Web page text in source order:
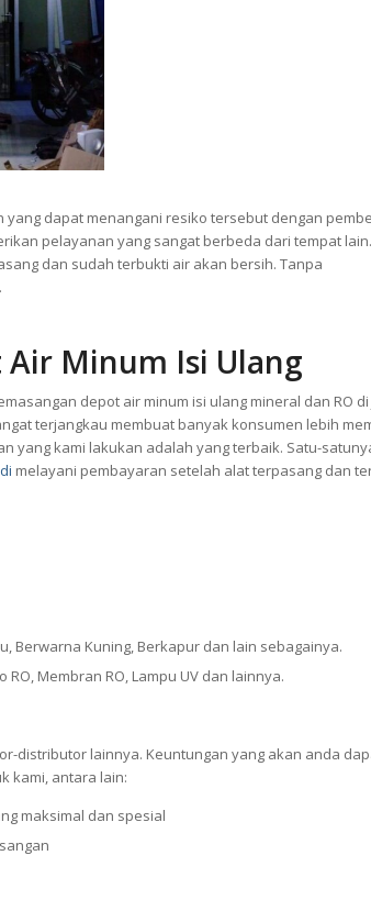
dapat menangani resiko tersebut dengan
pelayanan yang sangat berbeda dari tempat lain.
dan sudah terbukti air akan bersih. Tanpa
Air Minum Isi Ulang
depot air minum isi ulang mineral dan RO di
terjangkau membuat banyak konsumen lebih
yang kami lakukan adalah yang terbaik. Satu-
melayani pembayaran setelah alat terpasang dan
Berwarna Kuning, Berkapur dan lain sebagainya.
RO, Membran RO, Lampu UV dan lainnya.
distributor lainnya. Keuntungan yang akan anda
kami, antara lain:
maksimal dan spesial